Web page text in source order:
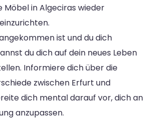
Möbel in Algeciras wieder
ist und du dich
du dich auf dein neues Leben
Informiere dich über die
zwischen Erfurt und
dich mental darauf vor, dich an
anzupassen.